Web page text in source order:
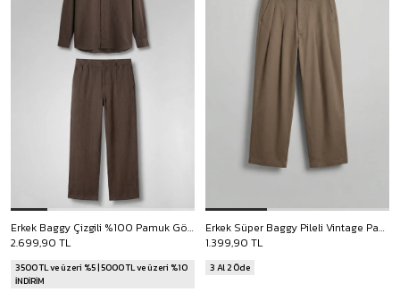
Erkek Baggy Çizgili %100 Pamuk Gömlek Pantolon İkili Takım Kahverengi
2.699,90 TL
3500 TL ve üzeri %5 | 5000 TL ve üzeri %10
İNDİRİM
Erkek Süper Baggy Pileli Vintage Pantolon Kahverengi
1.399,90 TL
3 Al 2 Öde